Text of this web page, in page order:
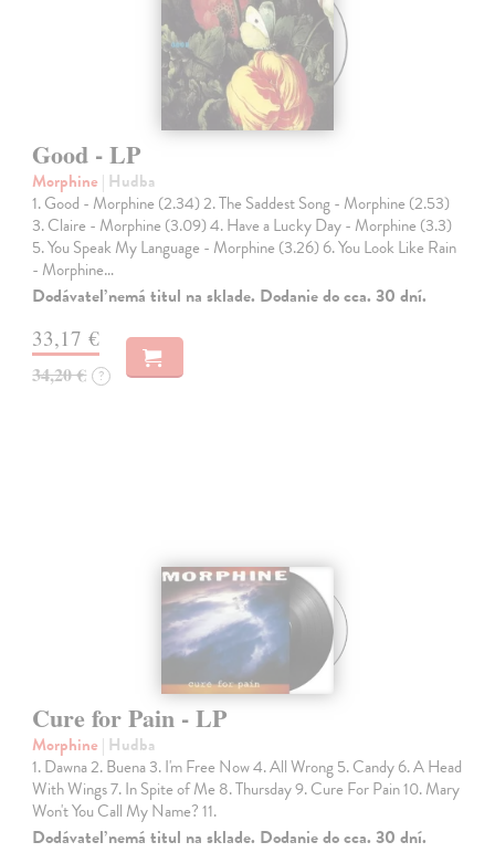
Good - LP
Morphine | Hudba
1. Good - Morphine (2.34) 2. The Saddest Song - Morphine (2.53)
3. Claire - Morphine (3.09) 4. Have a Lucky Day - Morphine (3.3)
5. You Speak My Language - Morphine (3.26) 6. You Look Like Rain
- Morphine…
Dodávateľ nemá titul na sklade. Dodanie do cca. 30 dní.
33,17 €
34,20 € ?
Cure for Pain - LP
Morphine | Hudba
1. Dawna 2. Buena 3. I'm Free Now 4. All Wrong 5. Candy 6. A Head
With Wings 7. In Spite of Me 8. Thursday 9. Cure For Pain 10. Mary
Won't You Call My Name? 11.
Dodávateľ nemá titul na sklade. Dodanie do cca. 30 dní.